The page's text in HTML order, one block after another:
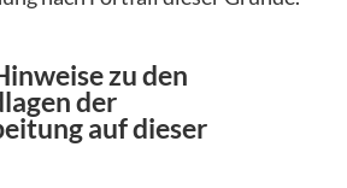
zu den
der
auf dieser